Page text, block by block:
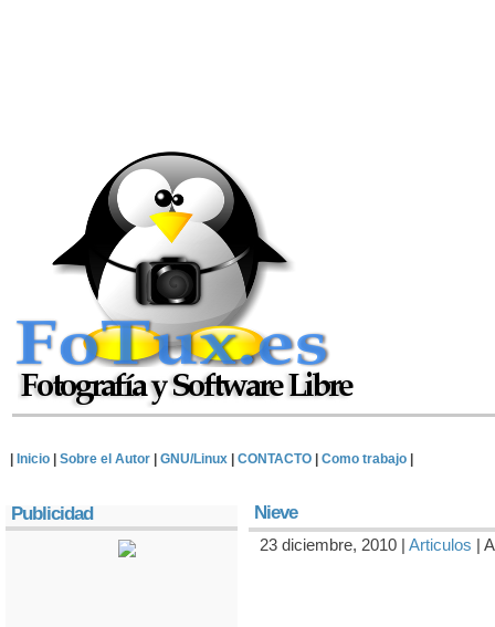
Inicio Sobre el Autor GNU/Linux CONTACTO Como trabajo
Nieve
23 diciembre, 2010 | Articulos |
Publicidad